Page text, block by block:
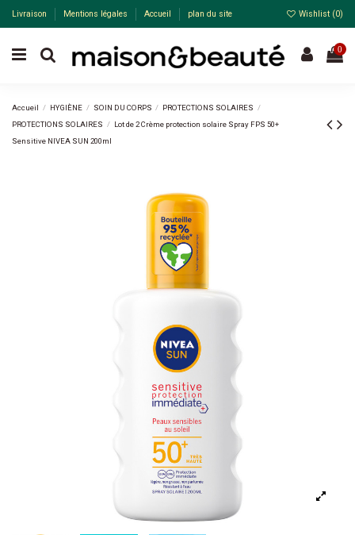
Livraison Mentions légales Accueil plan du site Wishlist (0)
0
Accueil HYGIÈNE SOIN DU CORPS
PROTECTIONS SOLAIRES
PROTECTIONS SOLAIRES
Lot de 2 Crème protection solaire Spray FPS 50+
Sensitive NIVEA SUN 200ml